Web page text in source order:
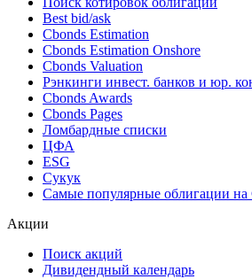
Best bid/ask
Cbonds Estimation
Cbonds Estimation Onshore
Cbonds Valuation
Рэнкинги инвест. банков и юр.
Cbonds Awards
Cbonds Pages
Ломбардные списки
ЦФА
ESG
Сукук
Самые популярные облигации на
Акции
Поиск акций
Дивидендный календарь